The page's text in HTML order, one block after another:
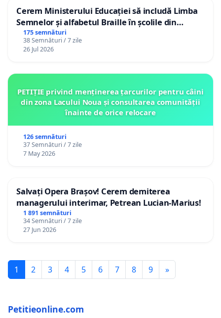
Cerem Ministerului Educației să includă Limba
Semnelor și alfabetul Braille în școlile din
Republica Moldova!
175 semnături
38 Semnături / 7 zile
26 Jul 2026
PETIȚIE privind menținerea țarcurilor pentru câini
din zona Lacului Noua și consultarea comunității
înainte de orice relocare
126 semnături
37 Semnături / 7 zile
7 May 2026
Salvați Opera Brașov! Cerem demiterea
managerului interimar, Petrean Lucian-Marius!
1 891 semnături
34 Semnături / 7 zile
27 Jun 2026
1 2 3 4 5 6 7 8 9 »
Petitieonline.com